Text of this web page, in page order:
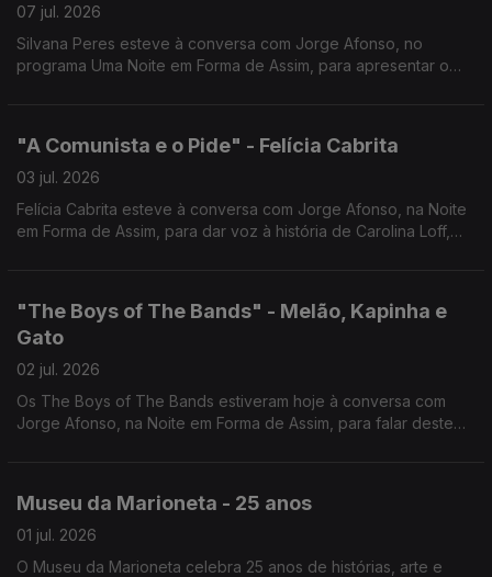
07 jul. 2026
Silvana Peres esteve à conversa com Jorge Afonso, no
programa Uma Noite em Forma de Assim, para apresentar o
"A Comunista e o Pide" - Felícia Cabrita
03 jul. 2026
Felícia Cabrita esteve à conversa com Jorge Afonso, na Noite
em Forma de Assim, para dar voz à história de Carolina Loff,
"The Boys of The Bands" - Melão, Kapinha e
Gato
02 jul. 2026
Os The Boys of The Bands estiveram hoje à conversa com
Jorge Afonso, na Noite em Forma de Assim, para falar deste
Museu da Marioneta - 25 anos
01 jul. 2026
O Museu da Marioneta celebra 25 anos de histórias, arte e